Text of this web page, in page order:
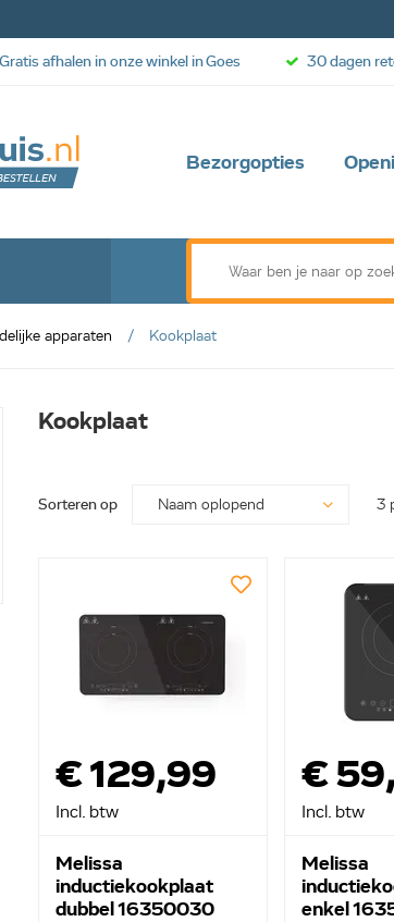
Bezorgopties
Gratis afhalen in onze winkel in Goes 30 dagen
apparaten Kookplaat
Kookplaat
Sorteren op 3
€ 129,99
Incl. btw
Melissa
inductiekookplaat
dubbel 16350030
€
Incl. btw
Melissa
enkel